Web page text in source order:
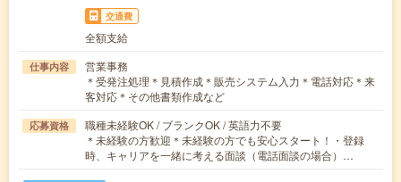
交通費
全額支給
仕事内容
営業事務
＊受発注処理＊見積作成＊販売システム入力＊電話対応＊来
客対応＊その他書類作成など
応募資格
職種未経験OK / ブランクOK / 英語力不要
＊未経験の方歓迎＊未経験の方でも安心スタート！・登録
時、キャリアを一緒に考える面談（電話面談の場合）…